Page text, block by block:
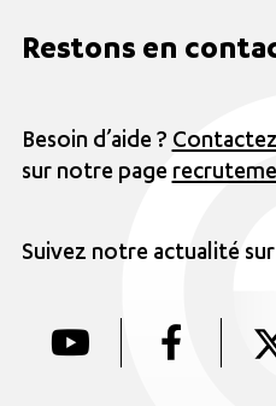
Restons en
Besoin d’aide ?
sur notre page
Suivez notre actualité